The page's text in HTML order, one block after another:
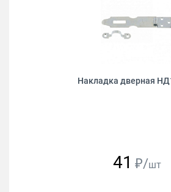
Накладка дверная
41 ₽/шт